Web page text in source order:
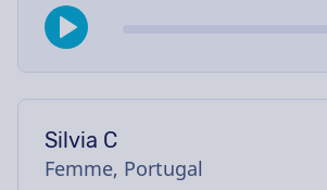
Silvia C
Femme, Portugal